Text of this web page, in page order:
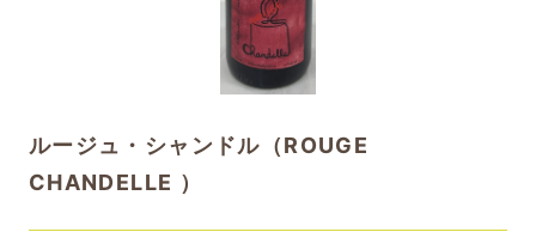
ルージュ・シャンドル（ROUGE
CHANDELLE ）